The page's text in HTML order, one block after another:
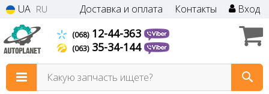
UA RU Доставка и оплата Контакты Вход
(068)12-44-363
(063)35-34-144
Какую запчасть ищете?